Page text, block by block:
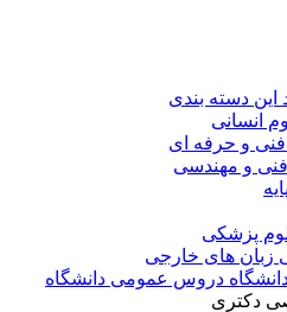
دسته بندی
انسانی
فنی و حرفه ای
فنی و مهندسی
پزشکی
زبان های خارجی
دروس عمومی دانشگاه
دکتری